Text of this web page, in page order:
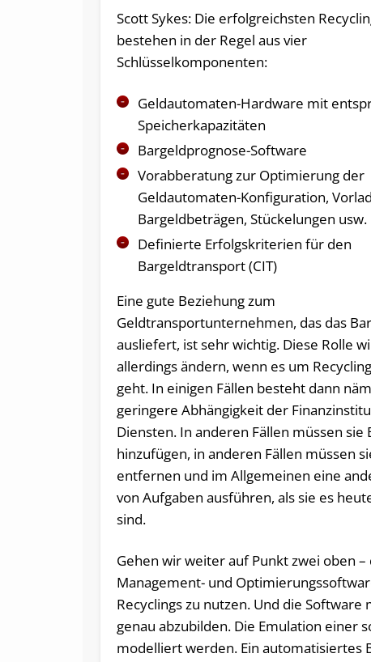
Scott Sykes: Die erfolgreichsten
bestehen in der Regel aus vier
Schlüsselkomponenten:
Geldautomaten-Hardware mit
Speicherkapazitäten
Bargeldprognose-Software
Vorabberatung zur Optimierung der
Geldautomaten-Konfiguration,
Bargeldbeträgen, Stückelungen usw.
Definierte Erfolgskriterien für den
Bargeldtransport (CIT)
Eine gute Beziehung zum
Geldtransportunternehmen, das das
ausliefert, ist sehr wichtig. Diese Rolle
allerdings ändern, wenn es um
geht. In einigen Fällen besteht dann
geringere Abhängigkeit der
Diensten. In anderen Fällen müssen sie
hinzufügen, in anderen Fällen müssen
entfernen und im Allgemeinen eine
von Aufgaben ausführen, als sie es
sind.
Gehen wir weiter auf Punkt zwei oben
Management- und
Recyclings zu nutzen. Und die
genau abzubilden. Die Emulation einer
modelliert werden. Ein automatisiertes